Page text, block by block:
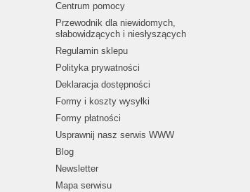
Centrum pomocy
Przewodnik dla niewidomych,
słabowidzących i niesłyszących
Regulamin sklepu
Polityka prywatności
Deklaracja dostępności
Formy i koszty wysyłki
Formy płatności
Usprawnij nasz serwis WWW
Blog
Newsletter
Mapa serwisu